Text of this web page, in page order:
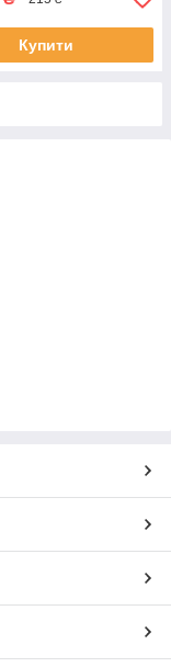
Купити